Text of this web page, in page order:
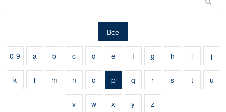
Все
0-9 a b c d e f g h i j
k l m n o p q r s t u
v w x y z